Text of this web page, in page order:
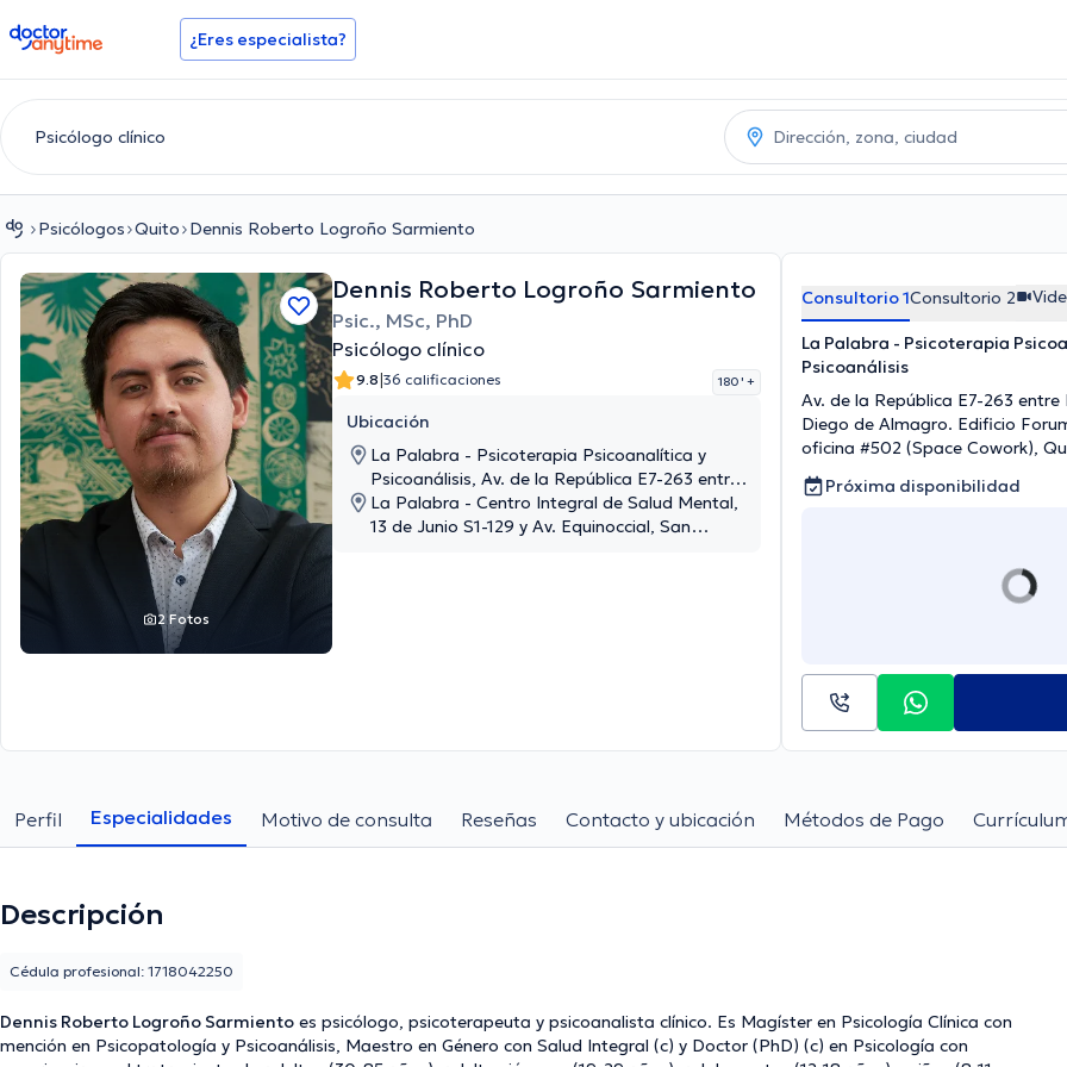
doctoranytime ¿Eres especialista?
Psicólogos Quito Dennis Roberto Logroño Sarmiento
2 Fotos
Dennis Roberto Logroño Sarmiento
Psic., MSc, PhD
Psicólogo clínico
9.8|36 calificaciones 180 ' +
Ubicación
La Palabra - Psicoterapia Psicoanalítica y
Psicoanálisis, Av. de la República E7-263 entre
Martín Carrión y Diego de Almagro. Edificio
Forum 300, 5to piso, oficina #502
La Palabra - Centro Integral de Salud Mental,
13 de Junio S1-129 y Av. Equinoccial, San
Consultorio 1Consultorio 2
La Palabra - Psicoterapia
Psicoanálisis
Av. de la República E7-263
Diego de Almagro. Edificio
oficina #502 (Space Cowork),
Próxima disponibilidad
Perfil Especialidades Motivo de consulta Reseñas Contacto y ubicación Métodos de Pago
Descripción
Dennis Roberto Logroño Sarmiento es psicólogo, psicoterapeuta y psicoanalista clínico. Es Magíster en Psicología Clínica con
mención en Psicopatología y Psicoanálisis, Maestro en Género con Salud Integral (c) y Doctor (PhD) (c) en Psicología con
Cédula profesional: 1718042250